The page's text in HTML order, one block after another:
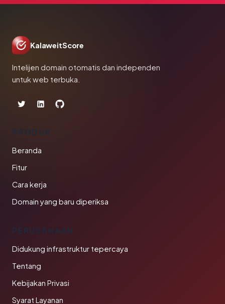
KalaweitScore
Intelijen domain otomatis dan independen
untuk web terbuka.
PRODUK
Beranda
Fitur
Cara kerja
Domain yang baru diperiksa
PERUSAHAAN
Didukung infrastruktur tepercaya
Tentang
Kebijakan Privasi
Syarat Layanan